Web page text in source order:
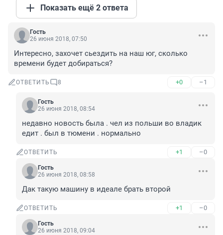
Показать ещё 2 ответа
Гость
26 июня 2018, 07:50
Интересно, захочет сьездить на наш юг, сколько
времени будет добираться?
ОТВЕТИТЬ 8 +0 –1
Гость
26 июня 2018, 08:54
недавно новость была . чел из польши во владик
едит . был в тюмени . нормально
ОТВЕТИТЬ +1 –0
Гость
26 июня 2018, 08:58
Дак такую машину в идеале брать второй
ОТВЕТИТЬ +1 –0
Гость
26 июня 2018, 09:04